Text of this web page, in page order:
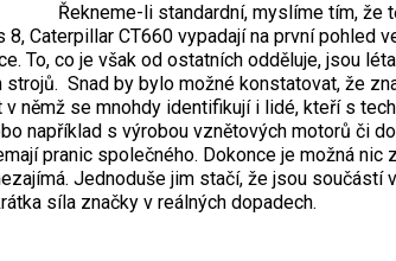
Řekneme-li standardní, myslíme tím, že
Caterpillar CT660 vypadají na první pohled
To, co je však od ostatních odděluje, jsou
Snad by bylo možné konstatovat, že
němž se mnohdy identifikují i lidé, kteří s
například s výrobou vznětových motorů či
pranic společného. Dokonce je možná nic
Jednoduše jim stačí, že jsou součástí
síla značky v reálných dopadech.